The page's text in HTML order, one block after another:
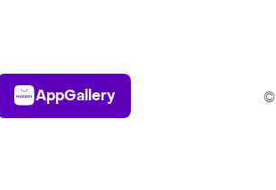
AppGallery
AppGallery ©